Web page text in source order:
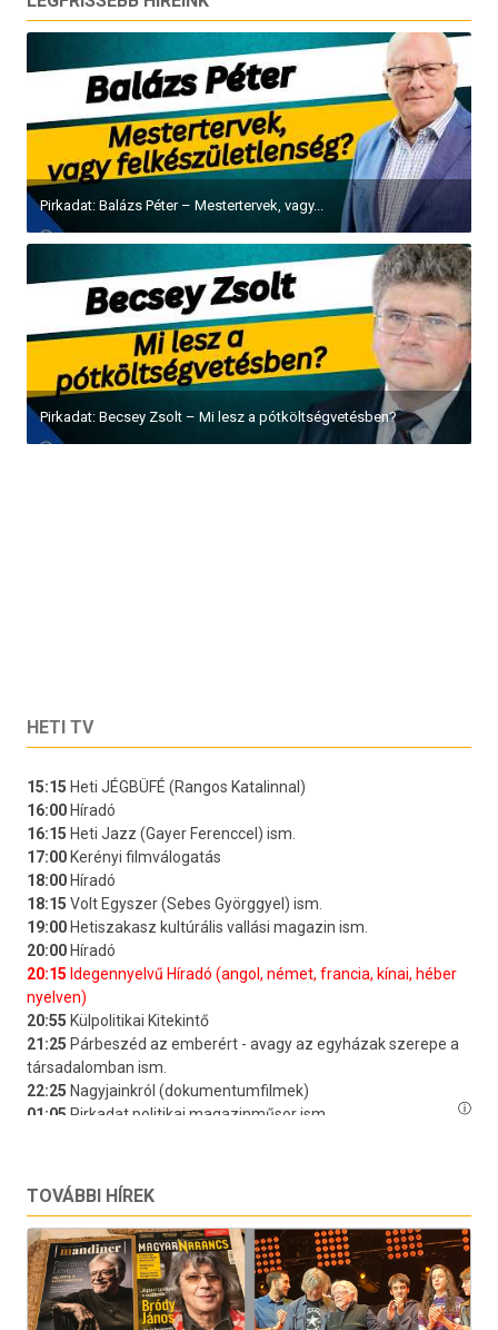
Pirkadat: Balázs Péter – Mestertervek, vagy...
Pirkadat: Becsey Zsolt – Mi lesz a pótköltségvetésben?
HETI TV
TOVÁBBI HÍREK